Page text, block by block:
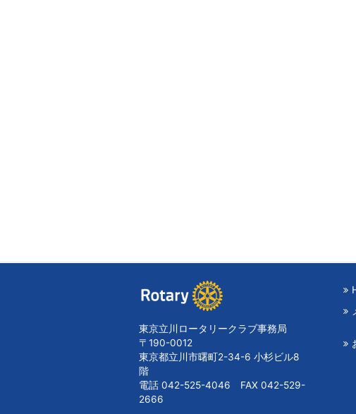
東京立川ロータリークラブ事務局
〒190-0012
東京都立川市曙町2-34-6 小杉ビル8
階
電話 042-525-4046 FAX 042-529-
2666